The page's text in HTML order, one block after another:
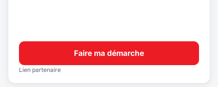
Faire ma démarche
Lien partenaire